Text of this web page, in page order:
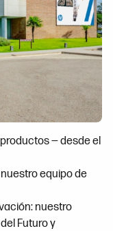
— desde el
equipo de
nuestro
Futuro y